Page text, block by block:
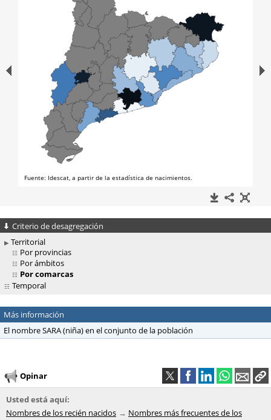
Criterio de desagregación
Territorial
Por provincias
Por ámbitos
Por comarcas
Temporal
Más información
El nombre SARA (niña) en el conjunto de la población
Opinar
Usted está aquí:
Nombres de los recién nacidos
Nombres más frecuentes de los